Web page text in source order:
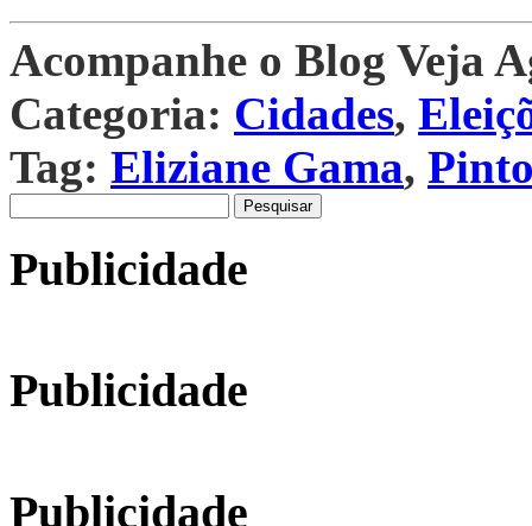
Acompanhe o Blog Veja
Categoria: Cidades,
Tag: Eliziane Gama,
por:
Publicidade
Publicidade
Publicidade